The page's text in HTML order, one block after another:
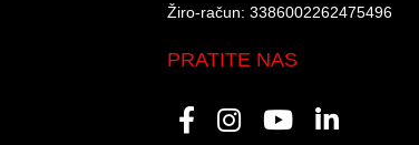
Žiro-račun: 3386002262475496​​
PRATITE NAS